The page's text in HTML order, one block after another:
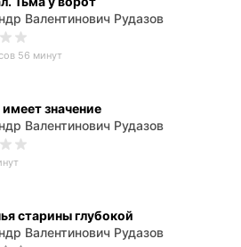
Валентинович Рудазов
56 минут
значение
Валентинович Рудазов
старины глубокой
Валентинович Рудазов